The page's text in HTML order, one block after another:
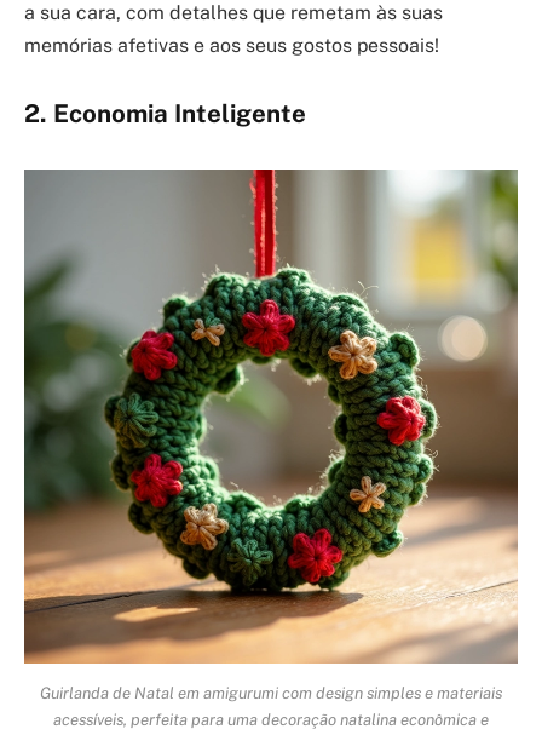
a sua cara, com detalhes que remetam às suas
memórias afetivas e aos seus gostos pessoais!
2. Economia Inteligente
Guirlanda de Natal em amigurumi com design simples e materiais
acessíveis, perfeita para uma decoração natalina econômica e